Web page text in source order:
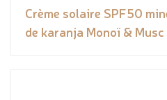
Crème solaire SPF50
de karanja Monoï & Musc